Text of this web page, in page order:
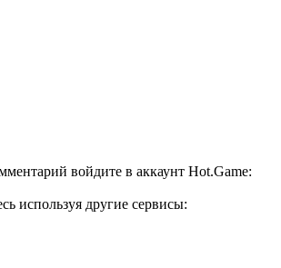
войдите в аккаунт Hot.Game:
используя другие сервисы: